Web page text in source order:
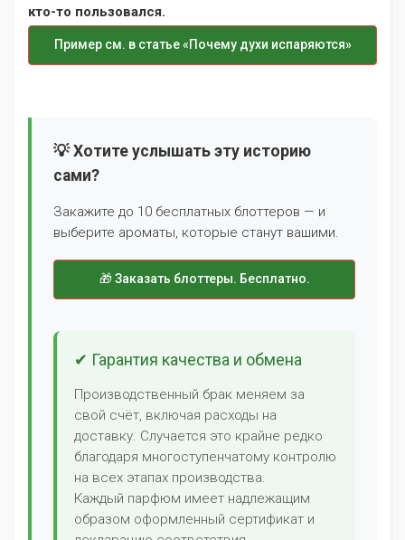
кто-то пользовался.
Пример см. в статье «Почему духи испаряются»
💡 Хотите услышать эту историю
сами?
Закажите до 10 бесплатных блоттеров — и
выберите ароматы, которые станут вашими.
🎁 Заказать блоттеры. Бесплатно.
✔ Гарантия качества и обмена
Производственный брак меняем за
свой счёт, включая расходы на
доставку. Случается это крайне редко
благодаря многоступенчатому контролю
на всех этапах производства.
Каждый парфюм имеет надлежащим
образом оформленный сертификат и